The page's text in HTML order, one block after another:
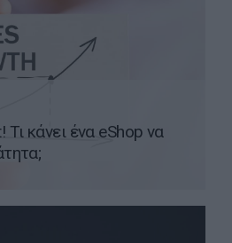
Τι κάνει ένα eShop να